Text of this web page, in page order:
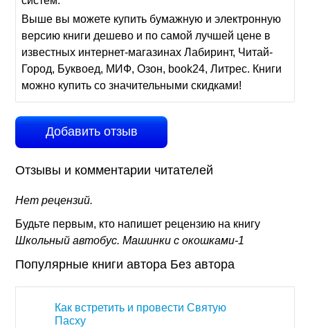
Выше вы можете купить бумажную и электронную
версию книги дешево и по самой лучшей цене в
известных интернет-магазинах Лабиринт, Читай-
Город, Буквоед, МИФ, Озон, book24, Литрес. Книги
можно купить со значительными скидками!
Добавить отзыв
Отзывы и комментарии читателей
Нет рецензий.
Будьте первым, кто напишет рецензию на книгу
Школьный автобус. Машинки с окошками-1
Популярные книги автора Без автора
Как встретить и провести Святую
Пасху